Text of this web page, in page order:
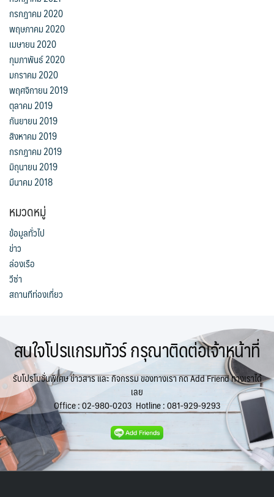
กรกฎาคม 2020
พฤษภาคม 2020
เมษายน 2020
กุมภาพันธ์ 2020
มกราคม 2020
พฤศจิกายน 2019
ตุลาคม 2019
กันยายน 2019
สิงหาคม 2019
กรกฎาคม 2019
มิถุนายน 2019
มีนาคม 2018
หมวดหมู่
ข้อมูลทั่วไป
ข่าว
ล่องเรือ
วีซ่า
สถานทีท่องเที่ยว
สนใจโปรแกรมทัวร์ กรุณาติดต่อเจ้าหน้าที่
รับโปรโมชั่นพิเศษ ข่าวสาร และ กิจกรรม ของทางเรา กด Add Friend ทางเราได้
เลย
Office :02-980-0203 Hotline :081-929-9293